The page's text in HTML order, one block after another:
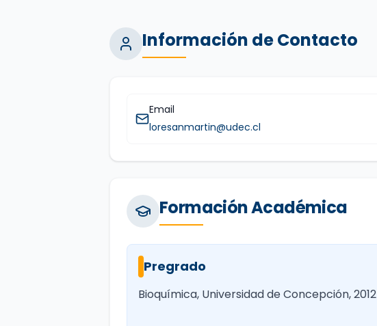
Información de Contacto
Email
loresanmartin@udec.cl
Formación Académica
Pregrado
Bioquímica, Universidad de Concepción, 2012